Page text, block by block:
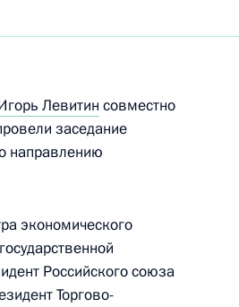
Левитин совместно
заседание
направлению
экономического
Российского союза
Торгово-